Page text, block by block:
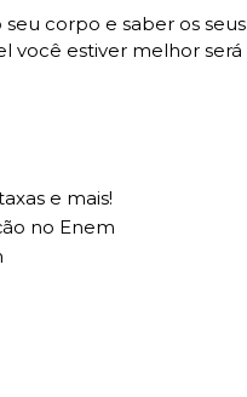
corpo e saber os
você estiver melhor
e mais!
no Enem